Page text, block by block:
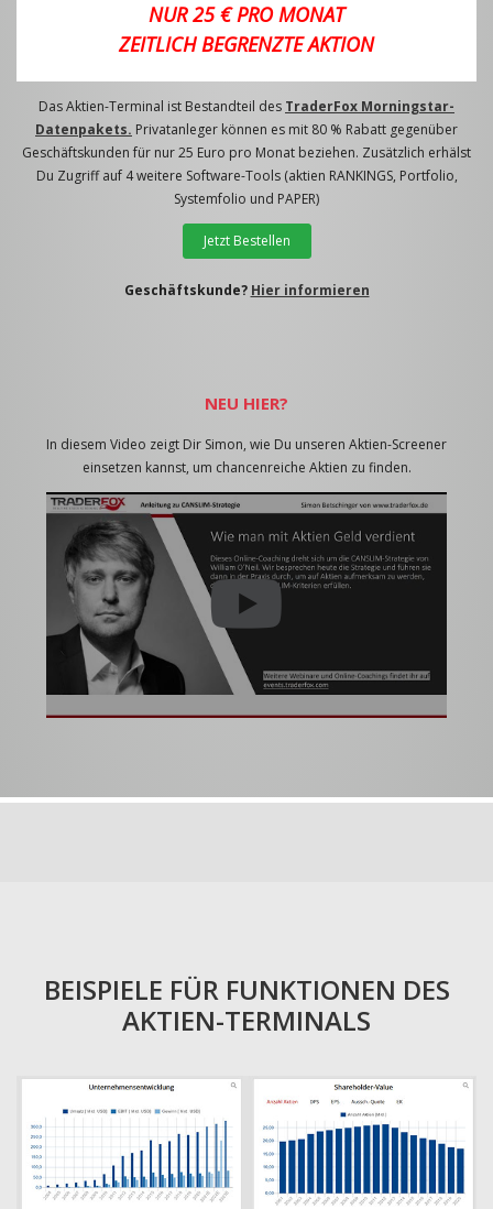
NUR 25 € PRO MONAT
ZEITLICH BEGRENZTE AKTION
Das Aktien-Terminal ist Bestandteil des TraderFox Morningstar-
Datenpakets. Privatanleger können es mit 80 % Rabatt gegenüber
Geschäftskunden für nur 25 Euro pro Monat beziehen. Zusätzlich erhälst
Du Zugriff auf 4 weitere Software-Tools (aktien RANKINGS, Portfolio,
Systemfolio und PAPER)
Jetzt Bestellen
Geschäftskunde? Hier informieren
NEU HIER?
In diesem Video zeigt Dir Simon, wie Du unseren Aktien-Screener
einsetzen kannst, um chancenreiche Aktien zu finden.
BEISPIELE FÜR FUNKTIONEN DES
AKTIEN-TERMINALS